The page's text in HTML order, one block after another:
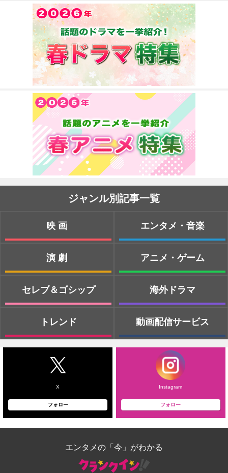
ジャンル別記事一覧
映画
演劇
セレブ＆ゴシップ
トレンド
エンタメ・音楽
アニメ・ゲーム
海外ドラマ
動画配信サービス
X
フォロー
Instagram
フォロー
エンタメの「今」がわかる